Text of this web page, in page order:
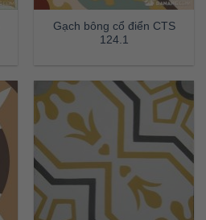
Gạch bông cổ điển CTS
124.1